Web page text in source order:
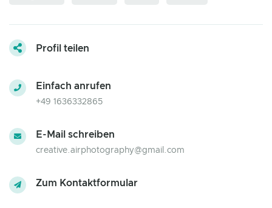
Profil teilen
Einfach anrufen
+49 1636332865
E-Mail schreiben
creative.airphotography@gmail.com
Zum Kontaktformular